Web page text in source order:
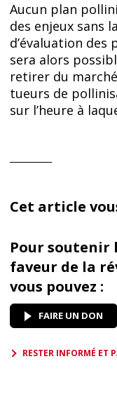
Aucun plan
des enjeux sans
d’évaluation des
sera alors
retirer du
tueurs de
sur l’heure à
Cet article
Pour soutenir
faveur de la
vous pouvez :
FAIRE UN DON
RESTER INFORMÉ ET